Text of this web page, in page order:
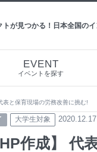
が見つかる！日本全国の
EVENT
イベントを探す
表と保育現場の労務改善に挑む!
大学生対象 2020.12.17
HP作成】